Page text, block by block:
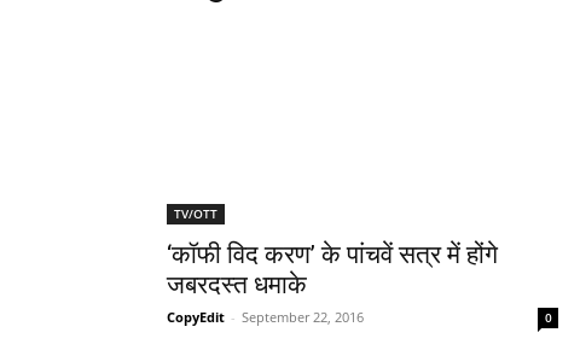
TV/OTT
‘कॉफी विद करण’ के पांचवें सत्र में होंगे
जबरदस्‍त धमाके
CopyEdit - September 22, 2016 0